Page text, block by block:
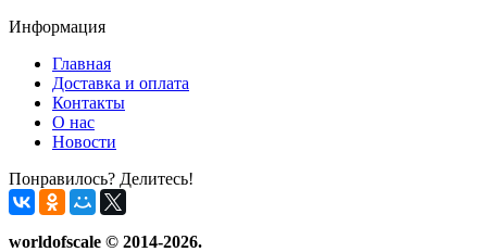
Информация
Главная
Доставка и оплата
Контакты
О нас
Новости
Понравилось? Делитесь!
worldofscale © 2014-2026.